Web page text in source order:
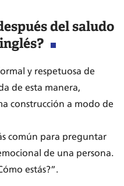
del saludo
y respetuosa de
de esta manera,
construcción a modo de
común para preguntar
de una persona.
estás?”.